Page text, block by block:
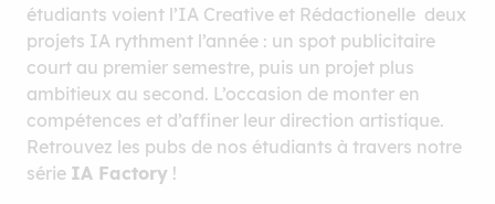
étudiants voient l’IA Creative et Rédactionelle deux
projets IA rythment l’année : un spot publicitaire
court au premier semestre, puis un projet plus
ambitieux au second. L’occasion de monter en
compétences et d’affiner leur direction artistique.
Retrouvez les pubs de nos étudiants à travers notre
série IA Factory !